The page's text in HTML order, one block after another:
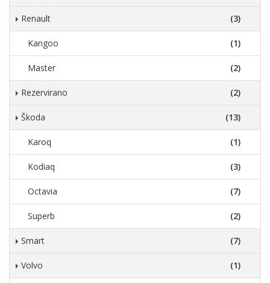
Renault (3)
Kangoo (1)
Master (2)
Rezervirano (2)
Škoda (13)
Karoq (1)
Kodiaq (3)
Octavia (7)
Superb (2)
Smart (7)
Volvo (1)